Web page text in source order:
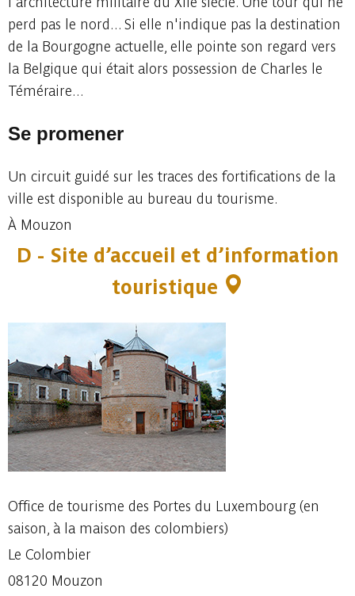
perd pas le nord... Si elle n'indique pas la destination
de la Bourgogne actuelle, elle pointe son regard vers
la Belgique qui était alors possession de Charles le
Téméraire...
Se promener
Un circuit guidé sur les traces des fortifications de la
ville est disponible au bureau du tourisme.
À Mouzon
D - Site d’accueil et d’information
touristique
Office de tourisme des Portes du Luxembourg (en
saison, à la maison des colombiers)
Le Colombier
08120 Mouzon